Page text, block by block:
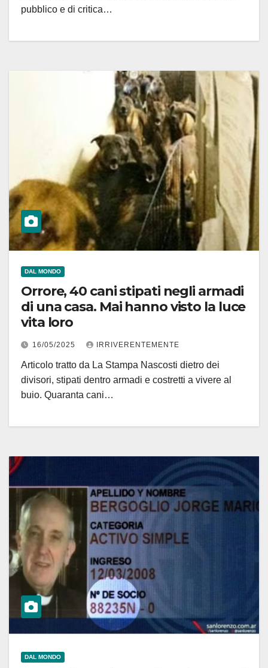
pubblico e di critica…
DAL MONDO
Orrore, 40 cani stipati negli armadi
di una casa. Mai hanno visto la luce
vita loro
16/05/2025 IRRIVERENTEMENTE
Articolo tratto da La Stampa Nascosti dietro dei
divisori, stipati dentro armadi e costretti a vivere al
buio. Quaranta cani…
DAL MONDO